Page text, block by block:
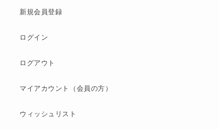
新規会員登録
ログイン
ログアウト
マイアカウント（会員の方）
ウィッシュリスト